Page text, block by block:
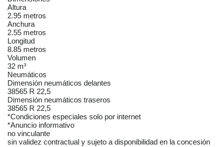
Altura
2.95 metros
Anchura
2.55 metros
Longitud
8.85 metros
Volumen
32 m³
Neumáticos
Dimensión neumáticos delantes
38565 R 22,5
Dimensión neumáticos traseros
38565 R 22,5
*Condiciones especiales solo por internet
*Anuncio informativo
no vinculante
sin validez contractual y sujeto a disponibilidad en la concesión